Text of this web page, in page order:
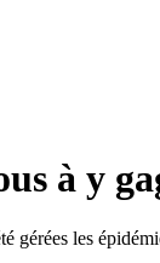
à y
gérées les